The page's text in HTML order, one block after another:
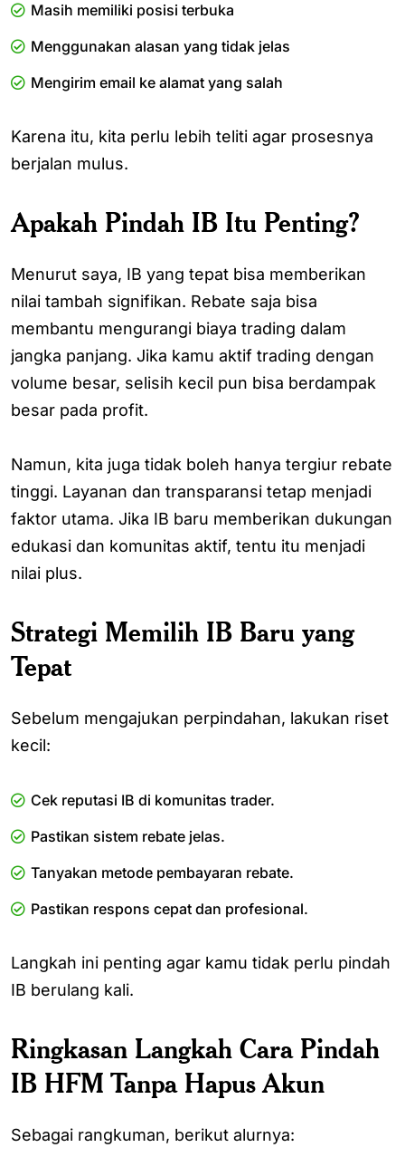
Masih memiliki posisi terbuka
Menggunakan alasan yang tidak jelas
Mengirim email ke alamat yang salah
Karena itu, kita perlu lebih teliti agar prosesnya
berjalan mulus.
Apakah Pindah IB Itu Penting?
Menurut saya, IB yang tepat bisa memberikan
nilai tambah signifikan. Rebate saja bisa
membantu mengurangi biaya trading dalam
jangka panjang. Jika kamu aktif trading dengan
volume besar, selisih kecil pun bisa berdampak
besar pada profit.
Namun, kita juga tidak boleh hanya tergiur rebate
tinggi. Layanan dan transparansi tetap menjadi
faktor utama. Jika IB baru memberikan dukungan
edukasi dan komunitas aktif, tentu itu menjadi
nilai plus.
Strategi Memilih IB Baru yang
Tepat
Sebelum mengajukan perpindahan, lakukan riset
kecil:
Cek reputasi IB di komunitas trader.
Pastikan sistem rebate jelas.
Tanyakan metode pembayaran rebate.
Pastikan respons cepat dan profesional.
Langkah ini penting agar kamu tidak perlu pindah
IB berulang kali.
Ringkasan Langkah Cara Pindah
IB HFM Tanpa Hapus Akun
Sebagai rangkuman, berikut alurnya: